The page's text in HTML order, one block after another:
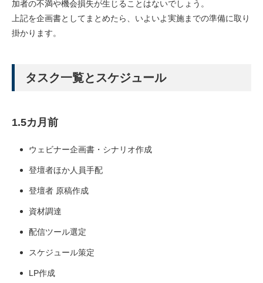
加者の不満や機会損失が生じることはないでしょう。
上記を企画書としてまとめたら、いよいよ実施までの準備に取り
掛かります。
タスク一覧とスケジュール
1.5カ月前
ウェビナー企画書・シナリオ作成
登壇者ほか人員手配
登壇者 原稿作成
資材調達
配信ツール選定
スケジュール策定
LP作成